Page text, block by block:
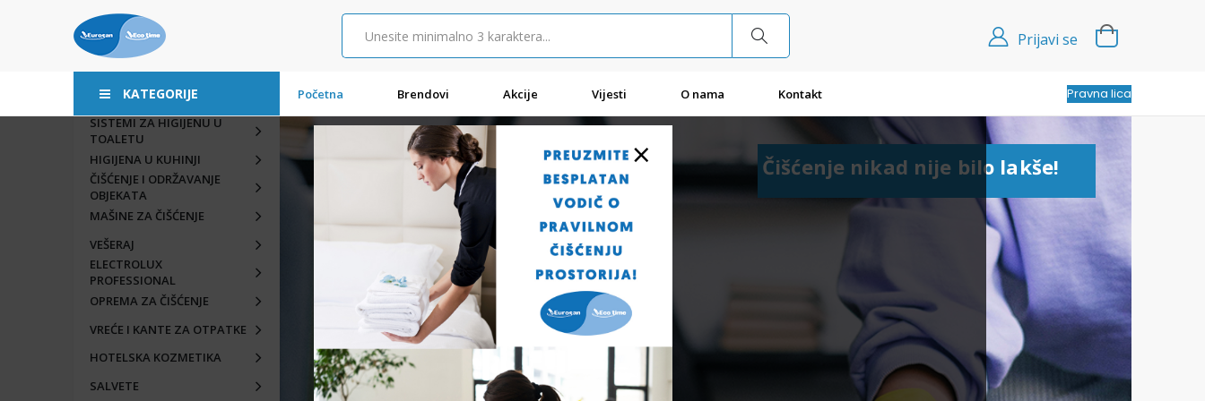
Prijavi se
KATEGORIJE Početna Brendovi Akcije Vijesti O nama Kontakt Pravna lica
SISTEMI ZA HIGIJENU U
TOALETU
HIGIJENA U KUHINJI
ČIŠĆENJE I ODRŽAVANJE
OBJEKATA
MAŠINE ZA ČIŠĆENJE
VEŠERAJ
ELECTROLUX
PROFESSIONAL
OPREMA ZA ČIŠĆENJE
VREĆE I KANTE ZA OTPATKE
HOTELSKA KOZMETIKA
SALVETE
× Čišćenje nikad nije bilo lakše!